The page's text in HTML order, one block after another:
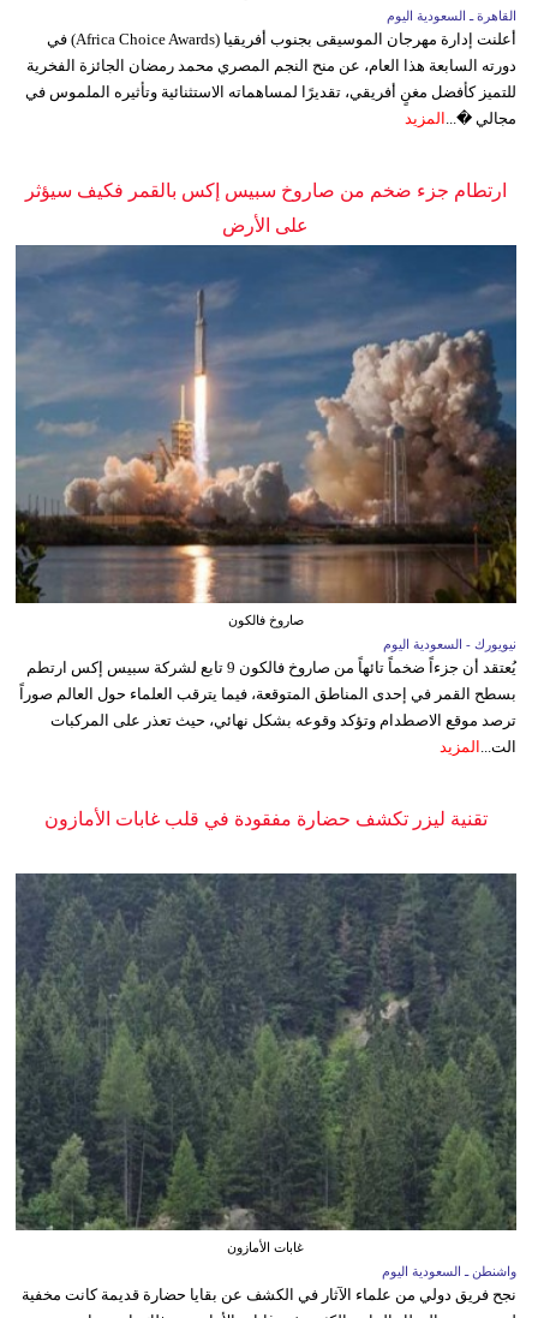
القاهرة ـ السعودية اليوم
أعلنت إدارة مهرجان الموسيقى بجنوب أفريقيا (Africa Choice Awards) في
دورته السابعة هذا العام، عن منح النجم المصري محمد رمضان الجائزة الفخرية
للتميز كأفضل مغنٍ أفريقي، تقديرًا لمساهماته الاستثنائية وتأثيره الملموس في
مجالي �...
المزيد
ارتطام جزء ضخم من صاروخ سبيس إكس بالقمر فكيف سيؤثر
على الأرض
صاروخ فالكون
نيويورك - السعودية اليوم
يُعتقد أن جزءاً ضخماً تائهاً من صاروخ فالكون 9 تابع لشركة سبيس إكس ارتطم
بسطح القمر في إحدى المناطق المتوقعة، فيما يترقب العلماء حول العالم صوراً
ترصد موقع الاصطدام وتؤكد وقوعه بشكل نهائي، حيث تعذر على المركبات
الت... المزيد
تقنية ليزر تكشف حضارة مفقودة في قلب غابات الأمازون
غابات الأمازون
واشنطن ـ السعودية اليوم
نجح فريق دولي من علماء الآثار في الكشف عن بقايا حضارة قديمة كانت مخفية